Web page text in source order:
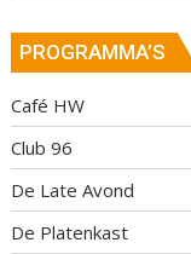
PROGRAMMA’S
Café HW
Club 96
De Late Avond
De Platenkast